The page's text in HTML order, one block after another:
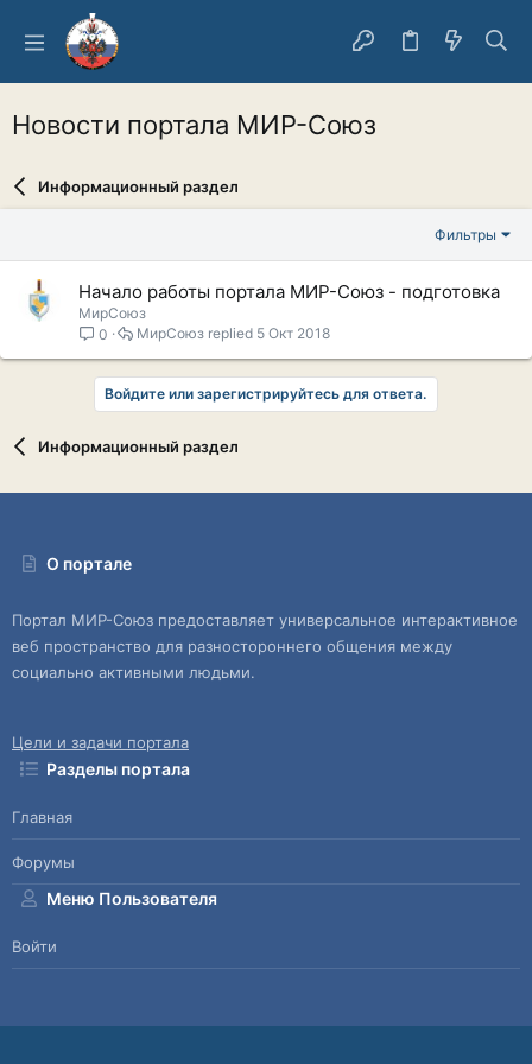
Новости портала МИР-Союз
Информационный раздел
Фильтры
Начало работы портала МИР-Союз - подготовка
МирСоюз
0
5 Окт 2018
МирСоюз
Войдите или зарегистрируйтесь для ответа.
Информационный раздел
О портале
Портал МИР-Союз предоставляет универсальное интерактивное
веб пространство для разностороннего общения между
социально активными людьми.
Цели и задачи портала
Разделы портала
Главная
Форумы
Меню Пользователя
Войти